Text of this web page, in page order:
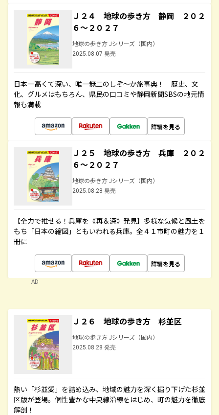
Ｊ２４ 地球の歩き方 静岡 ２０２
６～２０２７
地球の歩き方 Jシリーズ（国内）
2025.08.07 発売
日本一高くて深い、唯一無二のしぞ～か旅事典！ 歴史、文
化、グルメはもちろん、県民の口コミや静岡新聞SBSの地元情
報も満載
詳細を見る
Ｊ２５ 地球の歩き方 兵庫 ２０２
６～２０２７
地球の歩き方 Jシリーズ（国内）
2025.08.28 発売
【全力で推せる！兵庫を《再＆深》発見】多様な気候と風土を
もち「日本の縮図」ともいわれる兵庫。全４１市町の魅力を１
冊に
詳細を見る
AD
Ｊ２６ 地球の歩き方 杉並区
地球の歩き方 Jシリーズ（国内）
2025.08.28 発売
熱い「杉並愛」を詰め込み、地域の魅力を深く掘り下げた杉並
区版が登場。個性豊かな中央線沿線をはじめ、町の魅力を徹底
解剖！